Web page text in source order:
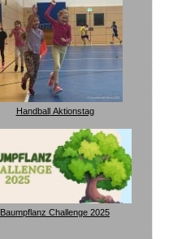
HandballAktionstag
Baumpflanz Challenge 2025